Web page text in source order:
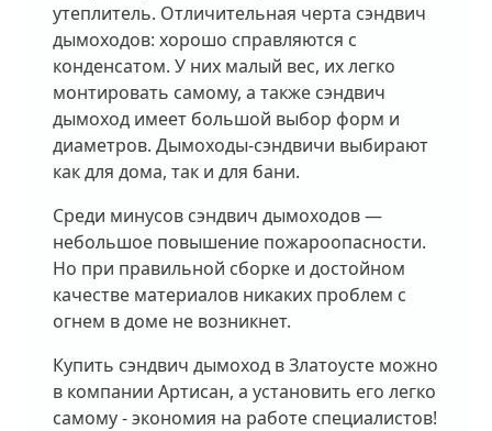
утеплитель. Отличительная черта сэндвич
дымоходов: хорошо справляются с
конденсатом. У них малый вес, их легко
монтировать самому, а также сэндвич
дымоход имеет большой выбор форм и
диаметров. Дымоходы-сэндвичи выбирают
как для дома, так и для бани.
Среди минусов сэндвич дымоходов —
небольшое повышение пожароопасности.
Но при правильной сборке и достойном
качестве материалов никаких проблем с
огнем в доме не возникнет.
Купить сэндвич дымоход в Златоусте можно
в компании Артисан, а установить его легко
самому - экономия на работе специалистов!